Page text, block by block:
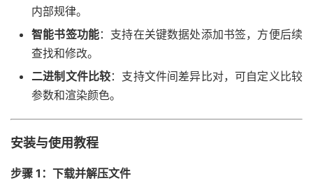
内部规律。
智能书签功能：支持在关键数据处添加书签，方便后续
查找和修改。
二进制文件比较：支持文件间差异比对，可自定义比较
参数和渲染颜色。
安装与使用教程
步骤 1：下载并解压文件